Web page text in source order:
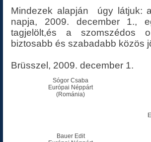
Mindezek alapján úgy látjuk:
napja, 2009. december 1.,
tagjelölt,és a szomszédos
biztosabb és szabadabb közös
Brüsszel, 2009. december 1.
Sógor Csaba
Európai Néppárt
(Románia)
Bauer Edit